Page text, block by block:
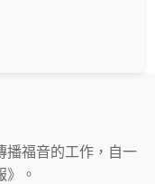
播福音的工作，自一
》。